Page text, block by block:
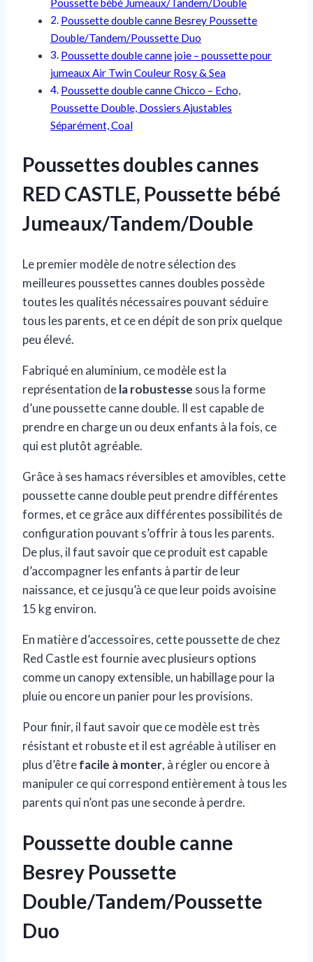
Poussette bébé Jumeaux/Tandem/Double
Poussette double canne Besrey Poussette
Double/Tandem/Poussette Duo
Poussette double canne joie – poussette pour
jumeaux Air Twin Couleur Rosy & Sea
Poussette double canne Chicco – Echo,
Poussette Double, Dossiers Ajustables
Séparément, Coal
Poussettes doubles cannes
RED CASTLE, Poussette bébé
Jumeaux/Tandem/Double
Le premier modèle de notre sélection des
meilleures poussettes cannes doubles possède
toutes les qualités nécessaires pouvant séduire
tous les parents, et ce en dépit de son prix quelque
peu élevé.
Fabriqué en aluminium, ce modèle est la
représentation dela robustesse sous la forme
d’une poussette canne double. Il est capable de
prendre en charge un ou deux enfants à la fois, ce
qui est plutôt agréable.
Grâce à ses hamacs réversibles et amovibles, cette
poussette canne double peut prendre différentes
formes, et ce grâce aux différentes possibilités de
configuration pouvant s’offrir à tous les parents.
De plus, il faut savoir que ce produit est capable
d’accompagner les enfants à partir de leur
naissance, et ce jusqu’à ce que leur poids avoisine
15 kg environ.
En matière d’accessoires, cette poussette de chez
Red Castle est fournie avec plusieurs options
comme un canopy extensible, un habillage pour la
pluie ou encore un panier pour les provisions.
Pour finir, il faut savoir que ce modèle est très
résistant et robuste et il est agréable à utiliser en
plus d’êtrefacile à monter, à régler ou encore à
manipuler ce qui correspond entièrement à tous les
parents qui n’ont pas une seconde à perdre.
Poussette double canne
Besrey Poussette
Double/Tandem/Poussette
Duo